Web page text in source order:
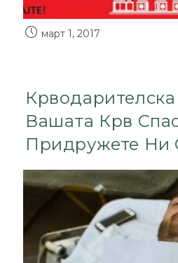
март 1, 2017
Крводарителска
Вашата Крв
Придружете Ни